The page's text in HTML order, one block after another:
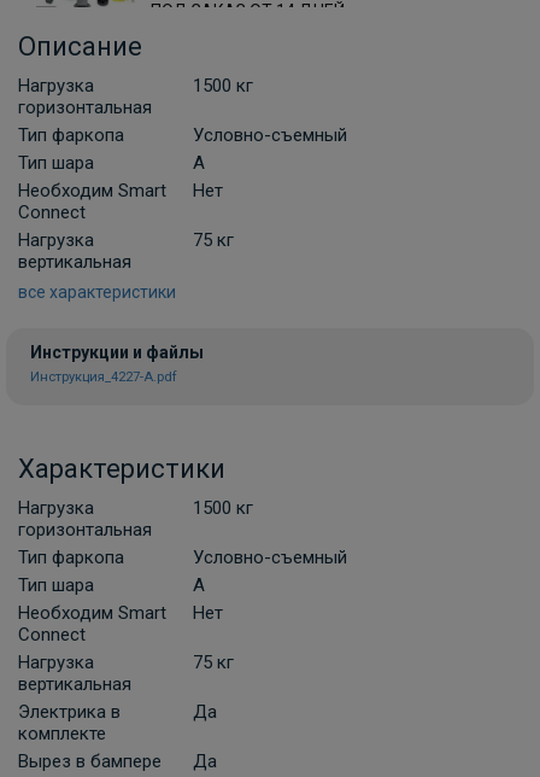
ПОД ЗАКАЗ ОТ 14 ДНЕЙ
В корзину
для Hyundai Santa Fe 7-pin
ПОД ЗАКАЗ ОТ 14 ДНЕЙ
ПОД ЗАКАЗ ОТ 14 ДНЕЙ
по запросу
Описание
Нагрузка
горизонтальная
1500 кг
Тип фаркопа
Условно-съемный
Тип шара
A
Необходим Smart
Connect
Нет
Нагрузка
вертикальная
75 кг
все характеристики
Инструкции и файлы
Инструкция_4227-A.pdf
Характеристики
Нагрузка
горизонтальная
1500 кг
Тип фаркопа
Условно-съемный
Тип шара
A
Необходим Smart
Connect
Нет
Нагрузка
вертикальная
75 кг
Электрика в
комплекте
Да
Вырез в бампере
Да